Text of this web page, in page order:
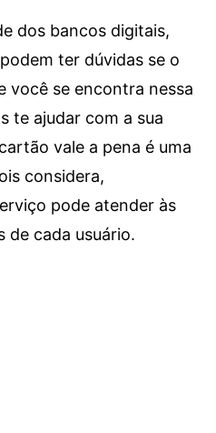
dos bancos digitais,
ter dúvidas se o
você se encontra nessa
te ajudar com a sua
vale a pena é uma
considera,
pode atender às
de cada usuário.